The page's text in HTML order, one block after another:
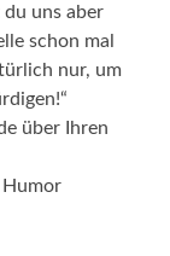
uns aber
schon mal
nur, um
über Ihren
Humor